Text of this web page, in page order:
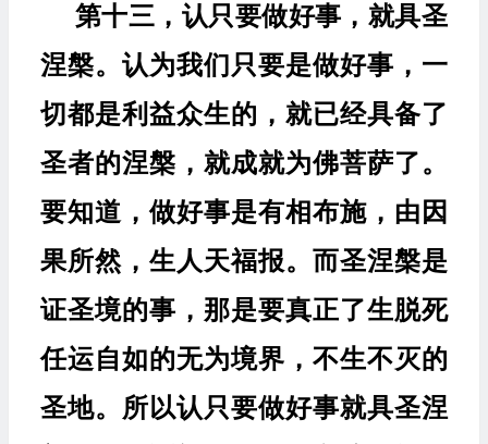
第十三，认只要做好事，就具圣
涅槃。认为我们只要是做好事，一
切都是利益众生的，就已经具备了
圣者的涅槃，就成就为佛菩萨了。
要知道，做好事是有相布施，由因
果所然，生人天福报。而圣涅槃是
证圣境的事，那是要真正了生脱死
任运自如的无为境界，不生不灭的
圣地。所以认只要做好事就具圣涅